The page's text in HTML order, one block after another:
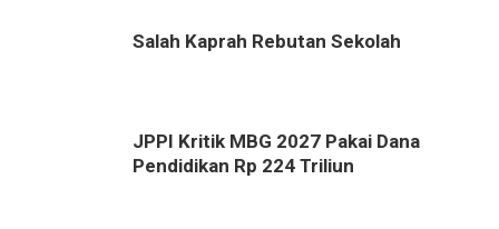
Salah Kaprah Rebutan Sekolah
JPPI Kritik MBG 2027 Pakai Dana
Pendidikan Rp 224 Triliun